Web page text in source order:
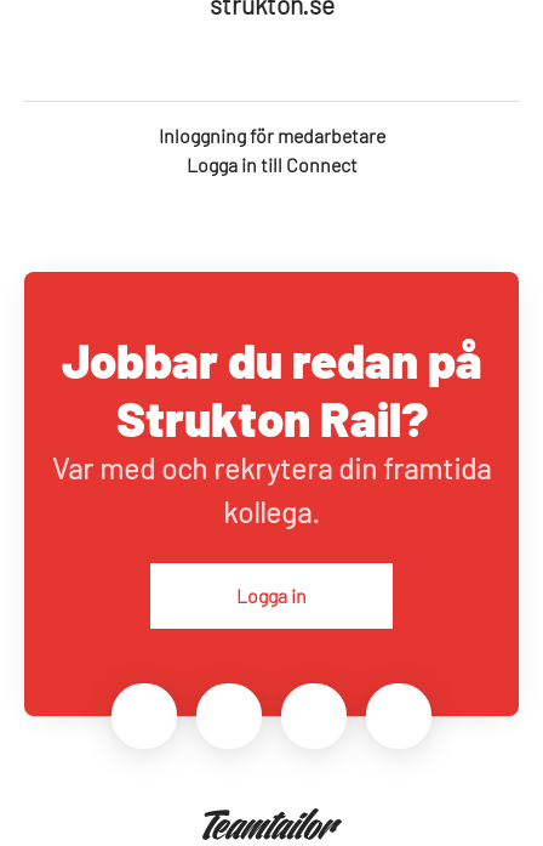
Inloggning för medarbetare
Logga in till Connect
Jobbar du redan på
Strukton Rail?
Var med och rekrytera din framtida
kollega.
Logga in